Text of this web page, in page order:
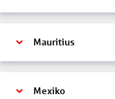
Mauritius
Mexiko